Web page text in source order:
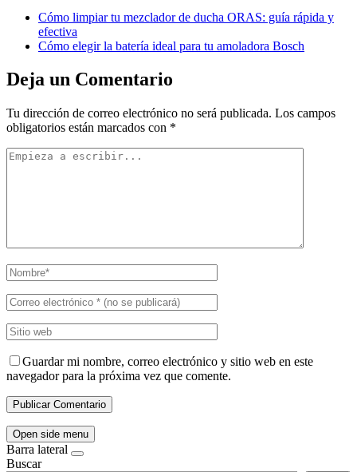
Cómo limpiar tu mezclador de ducha ORAS: guía rápida y
efectiva
Cómo elegir la batería ideal para tu amoladora Bosch
Deja un Comentario
Tu dirección de correo electrónico no será publicada. Los campos
obligatorios están marcados con *
Guardar mi nombre, correo electrónico y sitio web en este
navegador para la próxima vez que comente.
Open side menu
Barra lateral
Buscar